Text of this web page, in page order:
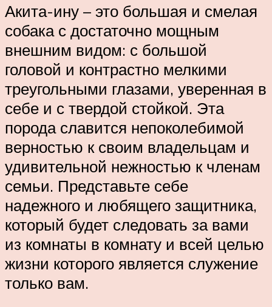
Акита-ину – это большая и смелая
собака с достаточно мощным
внешним видом: с большой
головой и контрастно мелкими
треугольными глазами, уверенная в
себе и с твердой стойкой. Эта
порода славится непоколебимой
верностью к своим владельцам и
удивительной нежностью к членам
семьи. Представьте себе
надежного и любящего защитника,
который будет следовать за вами
из комнаты в комнату и всей целью
жизни которого является служение
только вам.